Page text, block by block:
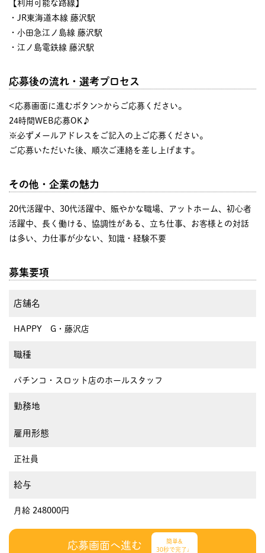
【利用可能な路線】
・JR東海道本線 藤沢駅
・小田急江ノ島線 藤沢駅
・江ノ島電鉄線 藤沢駅
応募後の流れ・選考プロセス
<応募画面に進むボタン>からご応募ください。
24時間WEB応募OK♪
※必ずメールアドレスをご記入の上ご応募ください。
ご応募いただいた後、順次ご連絡を差し上げます。
その他・企業の魅力
20代活躍中、30代活躍中、賑やかな職場、アットホーム、初心者
活躍中、長く働ける、協調性がある、立ち仕事、お客様との対話
は多い、力仕事が少ない、知識・経験不要
募集要項
店舗名
HAPPY G・藤沢店
職種
パチンコ・スロット店のホールスタッフ
勤務地
雇用形態
正社員
給与
月給 248000円
応募画面へ進む
簡単&
30秒で完了♩